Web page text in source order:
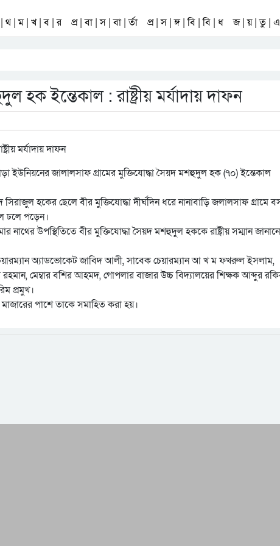
| থ | ম | খ | ব | র প্র | বা | স | বা | র্তা প্র | স | ঙ্গ | বি | বি | ধ জ | য় | তু | এ
হক ইন্তেকাল : রাষ্ট্রীয় মর্যাদায় দাফন
ইউনিয়নের জালালসাফ গ্রামের মুক্তিযোদ্ধা সৈয়দ মশহুদুল হক (৭০) ইন্তেকাল
হকের ছেলে বীর মুক্তিযোদ্ধা দীর্ঘদিন ধরে নানাবাড়ি জলালসাফ গ্রামে
ঢলে পড়েন।
নাথের উপস্থিতিতে বীর মুক্তিযোদ্ধা সৈয়দ মশহুদুল হককে রাষ্ট্রীয় সম্মান
অ্যাডভোকেট জাবিদ আলী, সাবেক চেয়ারম্যান আ খ ম ফখরুল ইসলাম,
রহমান, মেম্বার বশির আহমদ, গোপলার বাজার উচ্চ বিদ্যালয়ের শিক্ষক আব্দুর
প্রমুখ।
মাজারের পাশে তাকে সমাহিত করা হয়।